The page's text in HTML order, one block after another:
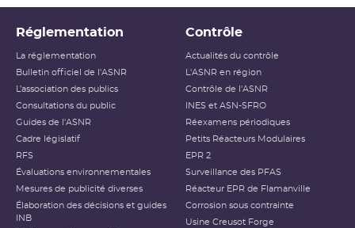
Réglementation
La réglementation
Bulletin officiel de l'ASNR
L’association des publics
Consultations du public
Guides de l'ASNR
Cadre législatif
RFS
Évaluations environnementales
Mesures de publicité diverses
Élaboration des décisions et guides
INB
Contrôle
Actualités du contrôle
L'ASNR en région
Contrôle de l'ASNR
INES et ASN-SFRO
Réexamens périodiques
Petits Réacteurs Modulaires
EPR 2
Surveillance des PFAS
Réacteur EPR de Flamanville
Corrosion sous contrainte
Usine Creusot Forge